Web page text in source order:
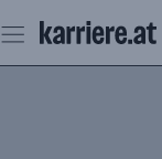
Seiteninhalt
springen